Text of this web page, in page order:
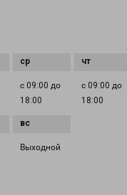
с 09:00 до
18:00
с 09:00 до
18:00
Выходной